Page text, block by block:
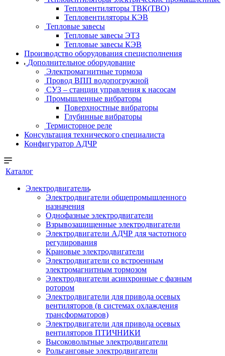
Тепловентиляторы ТВК(ТВО)
Тепловентиляторы КЭВ
Тепловые завесы
Тепловые завесы ЭТЗ
Тепловые завесы КЭВ
Производство оборудования специсполнения
Дополнительное оборудование
Электромагнитные тормоза
Провод ВПП водопогружной
СУЗ – станции управления к насосам
Промышленные вибраторы
Поверхностные вибраторы
Глубинные вибраторы
Термисторное реле
Консультация технического специалиста
Конфигуратор АДЧР
Каталог
Электродвигатели
Электродвигатели общепромышленного
назначения
Однофазные электродвигатели
Взрывозащищенные электродвигатели
Электродвигатели АДЧР для частотного
регулирования
Крановые электродвигатели
Электродвигатели со встроенным
электромагнитным тормозом
Электродвигатели асинхронные с фазным
ротором
Электродвигатели для привода осевых
вентиляторов (в системах охлаждения
трансформаторов)
Электродвигатели для привода осевых
вентиляторов ПТИЧНИКИ
Высоковольтные электродвигатели
Рольганговые электродвигатели